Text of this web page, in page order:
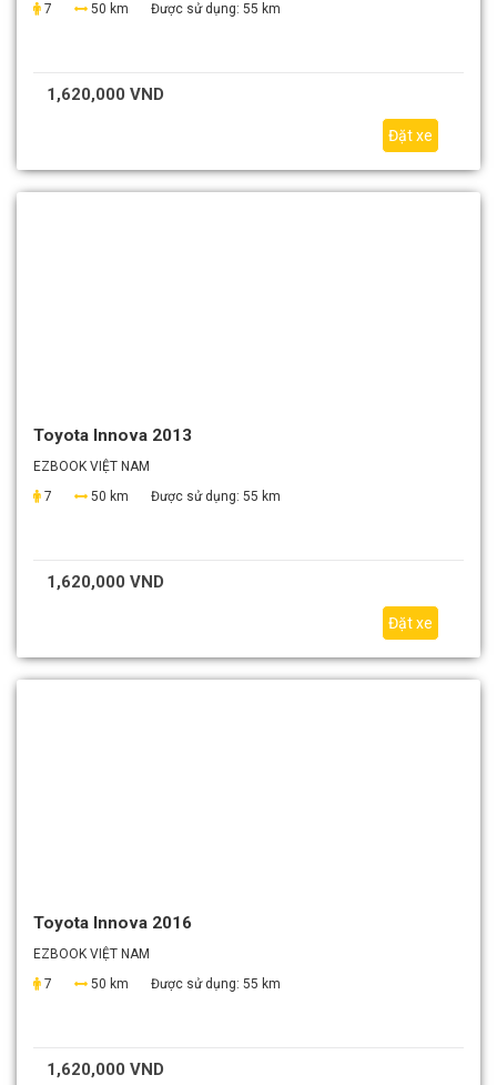
7
50 km Được sử dụng: 55 km
1,620,000 VND
Đặt xe
Toyota Innova 2013
EZBOOK VIỆT NAM
7
50 km Được sử dụng: 55 km
1,620,000 VND
Đặt xe
Toyota Innova 2016
EZBOOK VIỆT NAM
7
50 km Được sử dụng: 55 km
1,620,000 VND